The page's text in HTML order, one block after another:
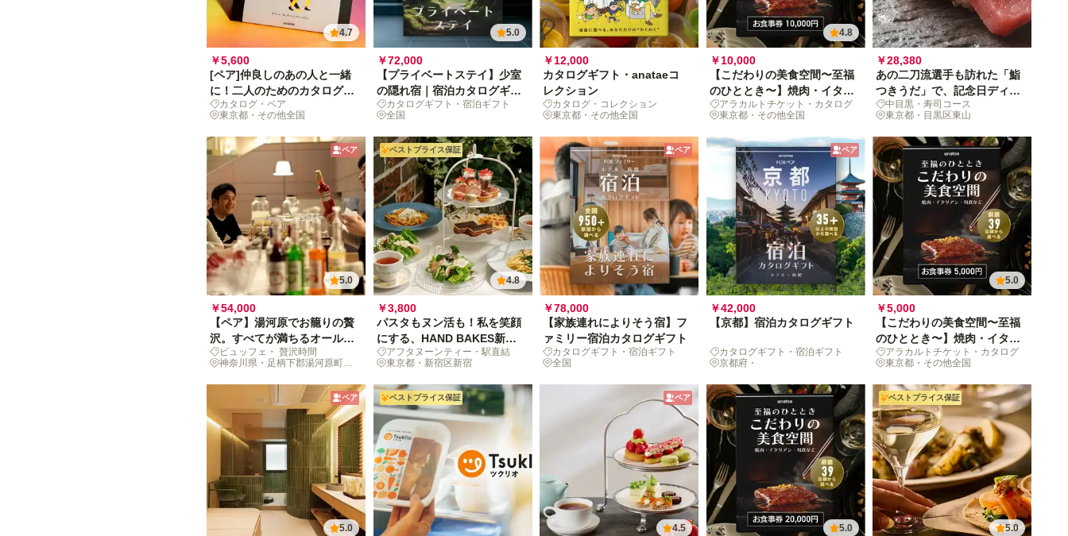
4.7
￥5,600
[ペア]仲良しのあの人と一緒
に！二人のためのカタログギ
フトカタログ・ペア
東京都・その他全国
5.0
￥72,000
【プライベートステイ】少室
の隠れ宿｜宿泊カタログギフ
トカタログギフト・宿泊ギフト
全国
￥12,000
カタログギフト・anataeコ
レクション
カタログ・コレクション
東京都・その他全国
4.8
￥10,000
【こだわりの美食空間〜至福
のひととき〜】焼肉・イタリ
アン・和食など、厳選39店舗
から選べるお食事券 10,000
円
アラカルトチケット・カタログ
東京都・その他全国
￥28,380
あの二刀流選手も訪れた「鮨
つきうだ」で、記念日ディナ
ーTIME
中目黒・寿司コース
東京都・目黒区東山
ペア
5.0
￥54,000
【ペア】湯河原でお籠りの贅
沢。すべてが満ちるオールイ
ンクルーシブ紀行
ビュッフェ・ 贅沢時間
神奈川県・足柄下郡湯河原町鍛
ベストプライス保証
4.8
￥3,800
パスタもヌン活も！私を笑顔
にする、HAND BAKES新宿
のプリフィクスコース
アフタヌーンティー・駅直結
東京都・新宿区新宿
ペア
￥78,000
【家族連れによりそう宿】フ
ァミリー宿泊カタログギフト
カタログギフト・宿泊ギフト
全国
ペア
￥42,000
【京都】宿泊カタログギフト
カタログギフト・宿泊ギフト
京都府・
5.0
￥5,000
【こだわりの美食空間〜至福
のひととき〜】焼肉・イタリ
アン・和食など、厳選39店舗
から選べるお食事券 5,000円
アラカルトチケット・カタログ
東京都・その他全国
ペア
5.0
ベストプライス保証 ペア
4.5 5.0
ベストプライス保証
5.0